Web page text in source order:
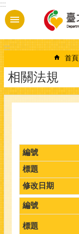
跳到主要內容區塊
:::
:::
首頁
相關法規